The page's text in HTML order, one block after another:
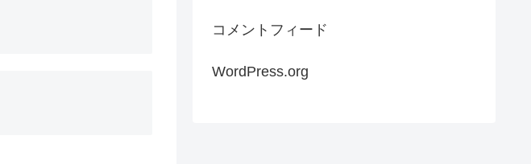
コメントフィード
WordPress.org